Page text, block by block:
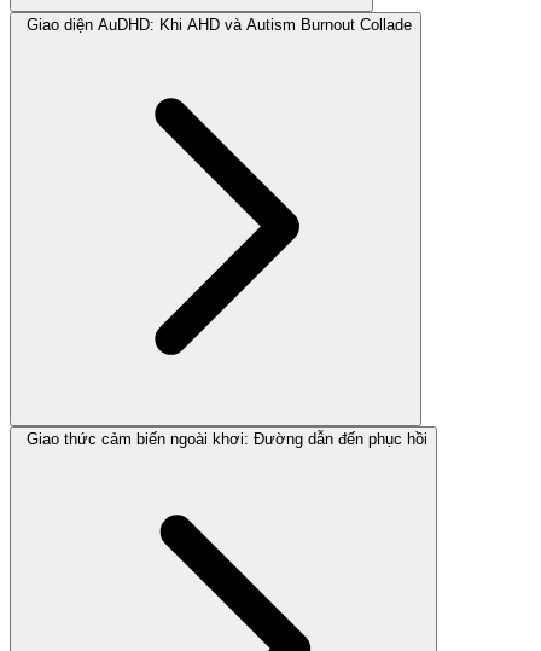
Giao diện AuDHD: Khi AHD và Autism Burnout Collade
Giao thức cảm biến ngoài khơi: Đường dẫn đến phục hồi